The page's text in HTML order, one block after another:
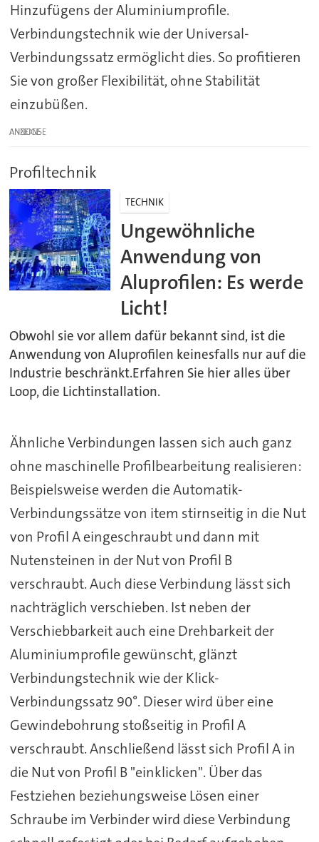
Hinzufügens der Aluminiumprofile.
Verbindungstechnik wie der Universal-
Verbindungssatz ermöglicht dies. So profitieren
Sie von großer Flexibilität, ohne Stabilität
einzubüßen.
ANZEIGE
Profiltechnik
TECHNIK
Ungewöhnliche
Anwendung von
Aluprofilen: Es werde
Licht!
Obwohl sie vor allem dafür bekannt sind, ist die
Anwendung von Aluprofilen keinesfalls nur auf die
Industrie beschränkt.Erfahren Sie hier alles über
Loop, die Lichtinstallation.
Ähnliche Verbindungen lassen sich auch ganz
ohne maschinelle Profilbearbeitung realisieren:
Beispielsweise werden die Automatik-
Verbindungssätze von item stirnseitig in die Nut
von Profil A eingeschraubt und dann mit
Nutensteinen in der Nut von Profil B
verschraubt. Auch diese Verbindung lässt sich
nachträglich verschieben. Ist neben der
Verschiebbarkeit auch eine Drehbarkeit der
Aluminiumprofile gewünscht, glänzt
Verbindungstechnik wie der Klick-
Verbindungssatz 90°. Dieser wird über eine
Gewindebohrung stoßseitig in Profil A
verschraubt. Anschließend lässt sich Profil A in
die Nut von Profil B "einklicken". Über das
Festziehen beziehungsweise Lösen einer
Schraube im Verbinder wird diese Verbindung